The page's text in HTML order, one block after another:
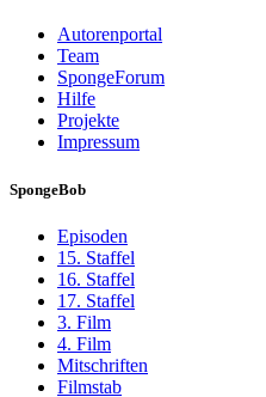
Autorenportal
Team
SpongeForum
Hilfe
Projekte
Impressum
SpongeBob
Episoden
15. Staffel
16. Staffel
17. Staffel
3. Film
4. Film
Mitschriften
Filmstab